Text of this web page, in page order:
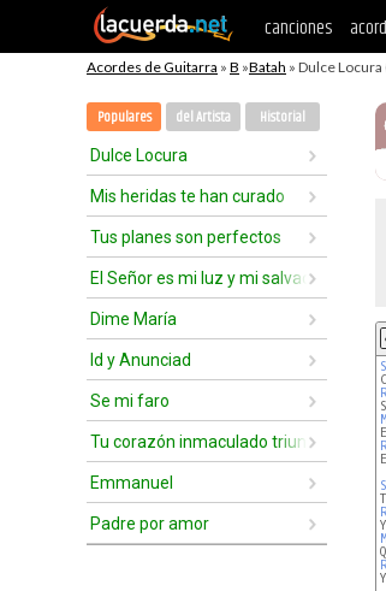
canciones
Acordes de Guitarra » B »Batah » Dulce Locura
Populares del Artista Historial
Dulce Locura
Mis heridas te han curado
Tus planes son perfectos
El Señor es mi luz y mi salvación
Dime María
Id y Anunciad
Se mi faro
Tu corazón inmaculado triunfará
Emmanuel
Padre por amor